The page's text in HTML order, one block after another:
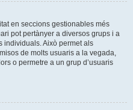
en seccions gestionables més
pot pertànyer a diversos grups i a
individuals. Això permet als
de molts usuaris a la vegada,
o permetre a un grup d’usuaris